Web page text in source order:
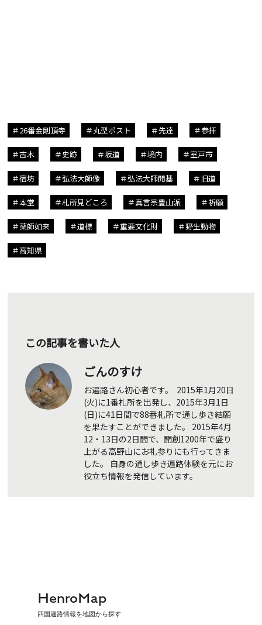
26番金剛頂寺 丸型ポスト 先達 参拝
古木 史跡 坂道 境内 室戸市
宿坊 弘法大師像 弘法大師開基 旧道
本堂 札所見どころ 真言宗豊山派 祈願
薬師如来 道標 重要文化財 野生動物
高知県
この記事を書いた人
ごんのすけ
お遍路さん初心者です。 2015年1月20日
(火)に1番札所を出発し、2015年3月1日
(日)に41日間で88番札所で通し歩き結願
を果たすことができました。 2015年4月
12・13日の2日間で、開創1200年で盛り
上がる高野山にお礼参りにも行ってきま
した。 自身の通し歩き遍路体験を元にお
役立ち情報を発信しています。
HenroMap
四国遍路情報を地図から探す